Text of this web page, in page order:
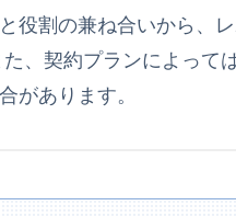
役割の兼ね合いから、
、契約プランによって
があります。